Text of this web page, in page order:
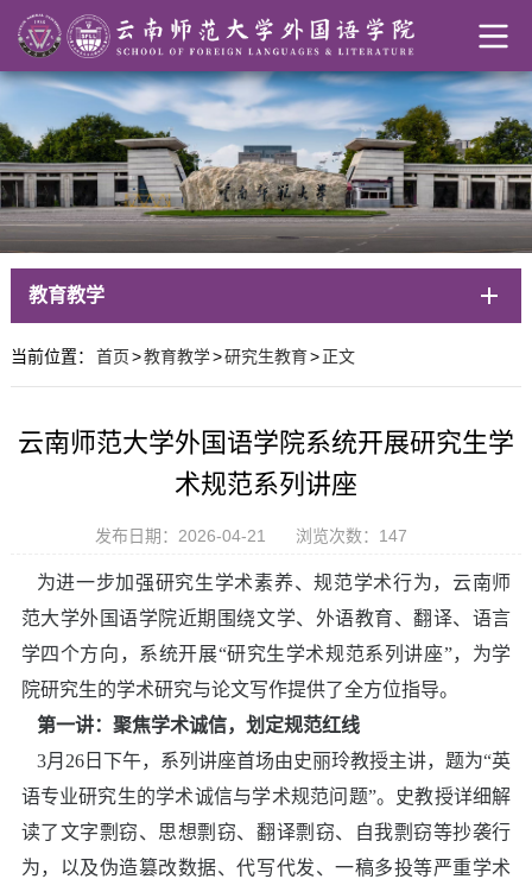
教育教学
当前位置： 首页>教育教学>研究生教育>正文
云南师范大学外国语学院系统开展研究生学
术规范系列讲座
发布日期：2026-04-21 浏览次数： 147
为进一步加强研究生学术素养、规范学术行为，云南师
范大学外国语学院近期围绕文学、外语教育、翻译、语言
学四个方向，系统开展“研究生学术规范系列讲座”，为学
院研究生的学术研究与论文写作提供了全方位指导。
第一讲： 聚焦学术诚信，划定规范红线
3月 26日下午，系列讲座首场由史丽玲教授主讲，题为“英
语专业研究生的学术诚信与学术规范问题”。史教授详细解
读了文字剽窃、思想剽窃、翻译剽窃、自我剽窃等抄袭行
为，以及伪造篡改数据、代写代发、一稿多投等严重学术